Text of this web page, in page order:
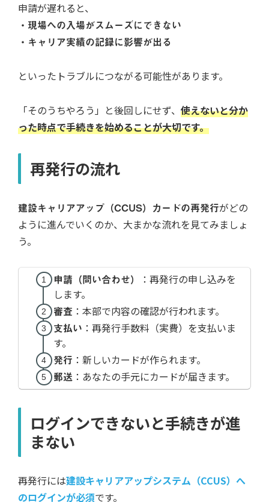
申請が遅れると、
・現場への入場がスムーズにできない
・キャリア実績の記録に影響が出る
といったトラブルにつながる可能性があります。
「そのうちやろう」と後回しにせず、 使えないと分か
った時点で手続きを始めることが大切です。
再発行の流れ
建設キャリアアップ（CCUS）カードの再発行がどの
ように進んでいくのか、大まかな流れを見てみましょ
う。
申請（問い合わせ）
：再発行の申し込みを
します。
審査 ：本部で内容の確認が行われます。
支払い ：再発行手数料（実費）を支払いま
す。
発行 ：新しいカードが作られます。
郵送：あなたの手元にカードが届きます。
ログインできないと手続きが進
まない
再発行には建設キャリアアップシステム（CCUS）へ
のログインが必須です。